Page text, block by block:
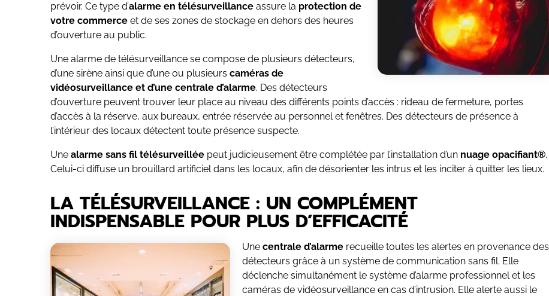
prévoir. Ce type d’alarme en télésurveillance assure la protection de
votre commerceet de ses zones de stockage en dehors des heures
d’ouverture au public.
Une alarme de télésurveillance se compose de plusieurs détecteurs,
d’une sirène ainsi que d’une ou plusieurs caméras de
vidéosurveillance et d’une centrale d’alarme. Des détecteurs
d’ouverture peuvent trouver leur place au niveau des différents points d’accès : rideau de fermeture, portes
d’accès à la réserve, aux bureaux, entrée réservée au personnel et fenêtres. Des détecteurs de présence à
l’intérieur des locaux détectent toute présence suspecte.
Une alarme sans fil télésurveilléepeut judicieusement être complétée par l’installation d’un nuage opacifiant®.
Celui-ci diffuse un brouillard artificiel dans les locaux, afin de désorienter les intrus et les inciter à quitter les lieux.
LA TÉLÉSURVEILLANCE : UN COMPLÉMENT
INDISPENSABLE POUR PLUS D’EFFICACITÉ
Une centrale d’alarmerecueille toutes les alertes en provenance des
détecteurs grâce à un système de communication sans fil. Elle
déclenche simultanément le système d’alarme professionnel et les
caméras de vidéosurveillance en cas d’intrusion. Elle alerte aussi le